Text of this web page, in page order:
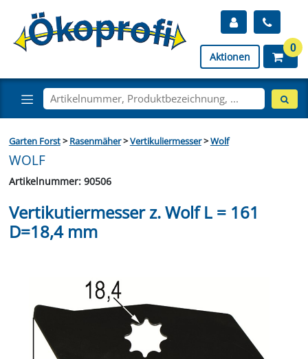
Aktionen
0
Garten Forst>Rasenmäher>Vertikuliermesser>Wolf
WOLF
Artikelnummer: 90506
Vertikutiermesser z. Wolf L = 161
D=18,4 mm